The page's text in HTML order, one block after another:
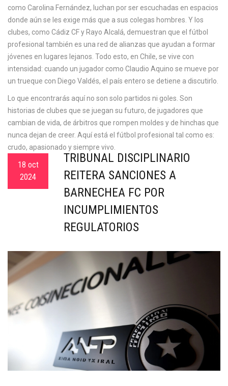
como Carolina Fernández, luchan por ser escuchadas en espacios
donde aún se les exige más que a sus colegas hombres. Y los
clubes, como Cádiz CF y Rayo Alcalá, demuestran que el fútbol
profesional también es una red de alianzas que ayudan a formar
jóvenes en lugares lejanos. Todo esto, en Chile, se vive con
intensidad: cuando un jugador como Claudio Aquino se mueve por
un trueque con Diego Valdés, el país entero se detiene a discutirlo.
Lo que encontrarás aquí no son solo partidos ni goles. Son
historias de clubes que se juegan su futuro, de jugadores que
cambian de vida, de árbitros que rompen moldes y de hinchas que
nunca dejan de creer. Aquí está el fútbol profesional tal como es:
crudo, apasionado y siempre vivo.
18 oct
2024
TRIBUNAL DISCIPLINARIO
REITERA SANCIONES A
BARNECHEA FC POR
INCUMPLIMIENTOS
REGULATORIOS